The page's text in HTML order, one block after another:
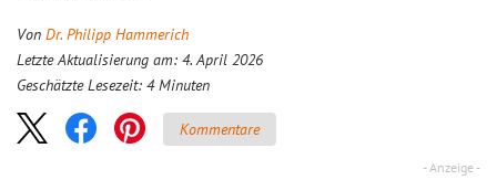
Von Dr. Philipp Hammerich
Letzte Aktualisierung am: 4. April 2026
Geschätzte Lesezeit: 4 Minuten
Kommentare